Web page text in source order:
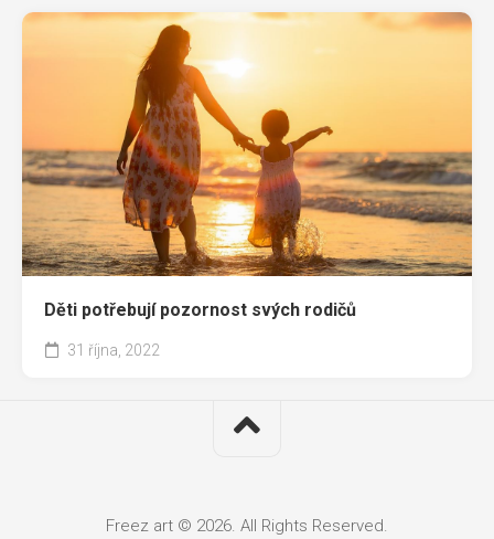
Děti potřebují pozornost svých rodičů
31 října, 2022
Freez art © 2026. All Rights Reserved.